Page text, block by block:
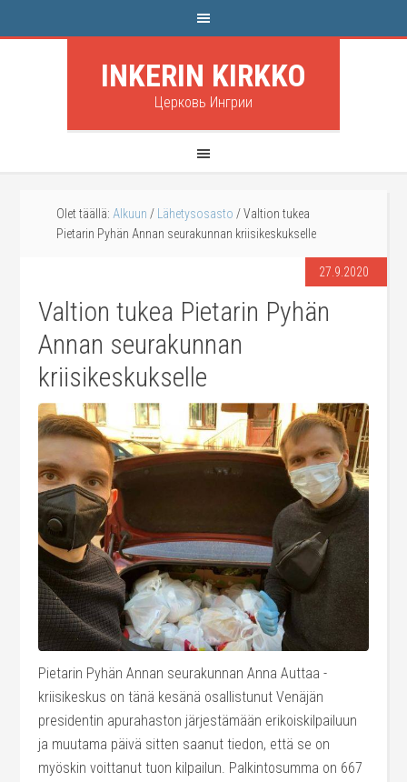
INKERIN KIRKKO
Церковь Ингрии
Olet täällä: Alkuun / Lähetysosasto /Valtion tukea
Pietarin Pyhän Annan seurakunnan kriisikeskukselle
27.9.2020
Valtion tukea Pietarin Pyhän
Annan seurakunnan
kriisikeskukselle
Pietarin Pyhän Annan seurakunnan Anna Auttaa -
kriisikeskus on tänä kesänä osallistunut Venäjän
presidentin apurahaston järjestämään erikoiskilpailuun
ja muutama päivä sitten saanut tiedon, että se on
myöskin voittanut tuon kilpailun. Palkintosumma on 667